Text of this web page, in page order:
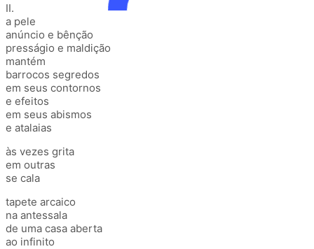
II.
a pele
anúncio e bênção
presságio e maldição
mantém
barrocos segredos
em seus contornos
e efeitos
em seus abismos
e atalaias
às vezes grita
em outras
se cala
tapete arcaico
na antessala
de uma casa aberta
ao infinito